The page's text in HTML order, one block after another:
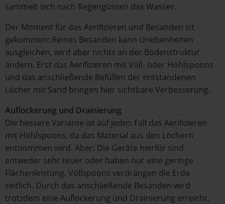
sammelt sich nach Regengüssen das Wasser.
Der Moment für das Aerifizieren und Besanden ist
gekommen: Reines Besanden kann Unebenheiten
ausgleichen, wird aber nichts an der Bodenstruktur
ändern. Erst das Aerifizieren mit Voll- oder Hohlspoons
und das anschließende Befüllen der entstandenen
Löcher mit Sand bringen hier sichtbare Verbesserung.
Auflockerung und Drainierung
Die bessere Variante ist auf jeden Fall das Aerifizieren
mit Hohlspoons, da das Material aus den Löchern
entnommen wird. Aber: Die Geräte hierfür sind
entweder sehr teuer oder haben nur eine geringe
Flächenleistung. Vollspoons verdrängen die Erde
seitlich. Durch das anschließende Besanden wird
trotzdem eine Auflockerung und Drainierung erreicht.